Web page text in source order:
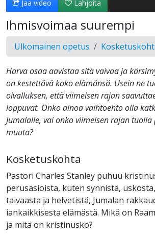
Jaa video Lahjoita
Ihmisvoimaa suurempi
Ulkomainen opetus
Harva osaa aavistaa sitä vaivaa ja
on kestettävä koko elämänsä. Usein ne
oivalluksen, että viimeisen rajan
loppuvat. Onko ainoa vaihtoehto olla
Jumalalle, vai onko viimeisen rajan
muuta?
Kosketuskohta
Pastori Charles Stanley puhuu
perusasioista, kuten synnistä,
taivaasta ja helvetistä, Jumalan
iankaikkisesta elämästä. Mikä on
ja mitä on kristinusko?